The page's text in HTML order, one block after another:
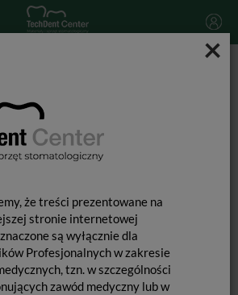
×
że treści prezentowane na
stronie internetowej
są wyłącznie dla
Profesjonalnych w zakresie
tzn. w szczególności
zawód medyczny lub w